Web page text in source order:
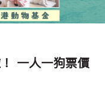
一人一狗票價